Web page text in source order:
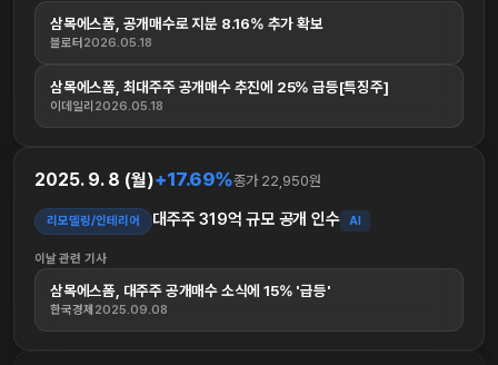
삼목에스폼, 공개매수로 지분 8.16% 추가 확보
블로터2026.05.18
삼목에스폼, 최대주주 공개매수 추진에 25% 급등[특징주]
이데일리 2026.05.18
2025. 9. 8 (월)+17.69%종가 22,950원
리모델링/인테리어 대주주 319억 규모 공개 인수 AI
이날 관련 기사
삼목에스폼, 대주주 공개매수 소식에 15% '급등'
한국경제 2025.09.08